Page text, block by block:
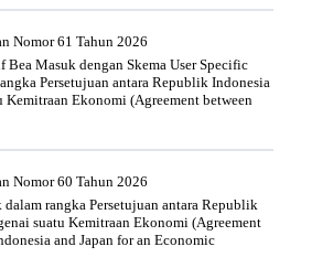
Nomor 61 Tahun 2026
Bea Masuk dengan Skema User Specific
Persetujuan antara Republik Indonesia
Kemitraan Ekonomi (Agreement between
Nomor 60 Tahun 2026
dalam rangka Persetujuan antara Republik
suatu Kemitraan Ekonomi (Agreement
and Japan for an Economic